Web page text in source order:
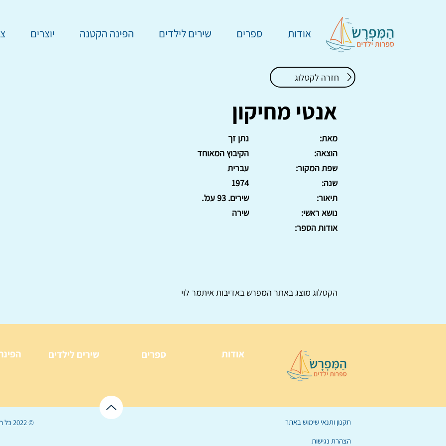
אודות ספרים שירים לילדים הפינה הקטנה יוצרים
חזרה לקטלוג
אנטי מחיקון
נתן זך
מאת:
הקיבוץ המאוחד
הוצאה:
עברית
שפת המקור:
1974
שנה:
שירים. 93 עמ'.
תיאור:
שירה
נושא ראשי:
אודות הספר:
הקטלוג מוצג באתר המפרש באדיבות איתמר לוי
שירים לילדים ספרים אודות
© 2022 כל הזכויות שמורות ל
תקנון ותנאי שימוש באתר
הצהרת נגישות